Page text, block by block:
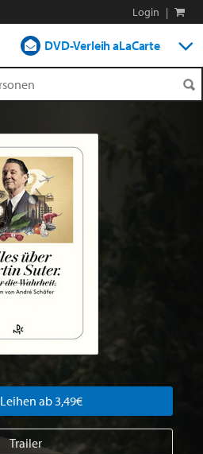
Login |
DVD-Verleih aLaCarte
Shop
Blog
Leihen ab 3,49€
Trailer